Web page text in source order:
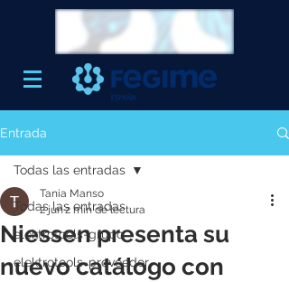
Entrada
Todas las entradas
elektrotools-grupo
elektrotools-proveedor
Todas las entradas
Niessen presenta su
nuevo catálogo con
Tania Manso
2 jun2 min de lectura